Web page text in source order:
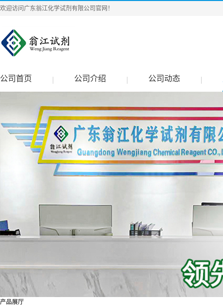
欢迎访问广东翁江化学试剂有限公司官网！
公司首页 公司介绍 公司动态
产品展厅